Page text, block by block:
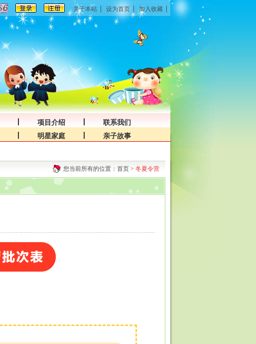
关于本站 设为首页 加入收藏
项目介绍
联系我们
明星家庭 亲子故事
您当前所有的位置： 首页 > 冬夏令营